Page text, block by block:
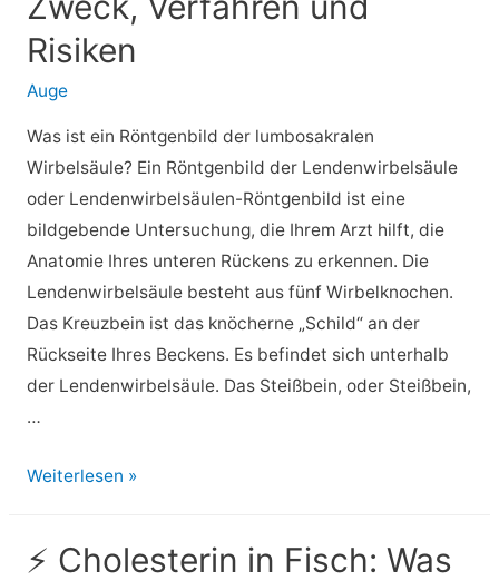
Kann
es
Ihnen
Gewicht
zu
verlieren?
Risiken
Auge
Was ist ein Röntgenbild der lumbosakralen
Wirbelsäule? Ein Röntgenbild der Lendenwirbelsäule
oder Lendenwirbelsäulen-Röntgenbild ist eine
bildgebende Untersuchung, die Ihrem Arzt hilft, die
Anatomie Ihres unteren Rückens zu erkennen. Die
Lendenwirbelsäule besteht aus fünf Wirbelknochen.
Das Kreuzbein ist das knöcherne „Schild“ an der
Rückseite Ihres Beckens. Es befindet sich unterhalb
der Lendenwirbelsäule. Das Steißbein, oder Steißbein,
…
⚡
lumbosakralen
Weiterlesen »
⚡ Cholesterin in Fisch: Was